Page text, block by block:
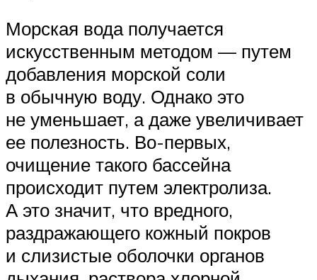
Морская вода получается
искусственным методом — путем
добавления морской соли
в обычную воду. Однако это
не уменьшает, а даже увеличивает
ее полезность. Во-первых,
очищение такого бассейна
происходит путем электролиза.
А это значит, что вредного,
раздражающего кожный покров
и слизистые оболочки органов